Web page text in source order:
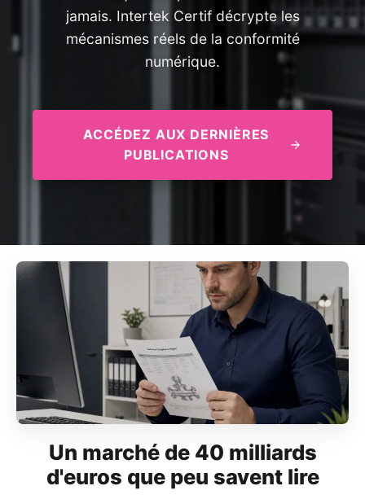
jamais. Intertek Certif décrypte les
mécanismes réels de la conformité
numérique.
ACCÉDEZ AUX DERNIÈRES
PUBLICATIONS
Un marché de 40 milliards
d'euros que peu savent lire